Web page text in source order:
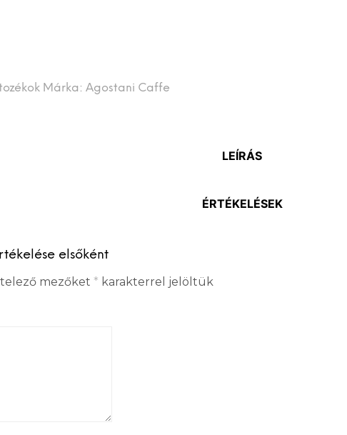
Márka: Agostani Caffe
LEÍRÁS
ÉRTÉKELÉSEK
elsőként
mezőket * karakterrel jelöltük